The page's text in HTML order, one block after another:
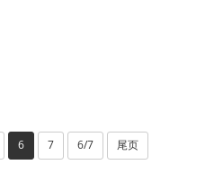
6 7 6/7 尾页